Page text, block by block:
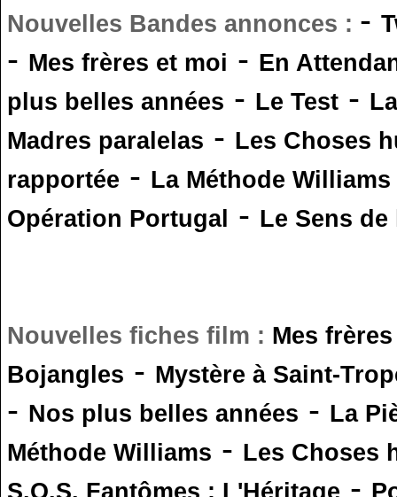
Nouvelles Bandes annonces : -
- Mes frères et moi - En
plus belles années - Le Test -
Madres paralelas - Les Choses
rapportée - La Méthode Williams
Opération Portugal - Le Sens
Nouvelles fiches film : Mes
Bojangles - Mystère à Saint-
- Nos plus belles années - La
Méthode Williams - Les Choses
S.O.S. Fantômes : L'Héritage -